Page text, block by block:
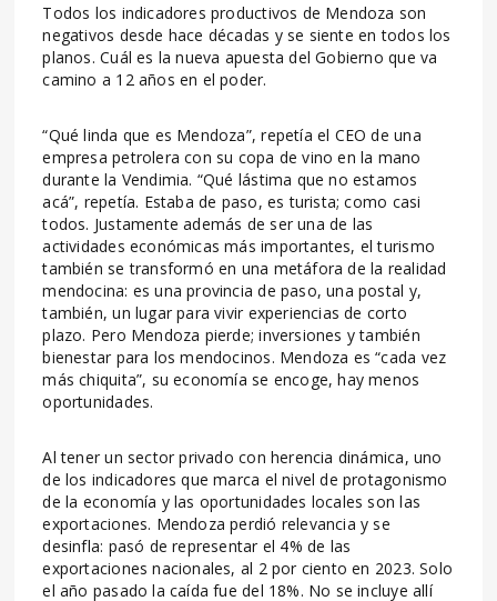
Todos los indicadores productivos de Mendoza son
negativos desde hace décadas y se siente en todos los
planos. Cuál es la nueva apuesta del Gobierno que va
camino a 12 años en el poder.
“Qué linda que es Mendoza”, repetía el CEO de una
empresa petrolera con su copa de vino en la mano
durante la Vendimia. “Qué lástima que no estamos
acá”, repetía. Estaba de paso, es turista; como casi
todos. Justamente además de ser una de las
actividades económicas más importantes, el turismo
también se transformó en una metáfora de la realidad
mendocina: es una provincia de paso, una postal y,
también, un lugar para vivir experiencias de corto
plazo. Pero Mendoza pierde; inversiones y también
bienestar para los mendocinos. Mendoza es “cada vez
más chiquita”, su economía se encoge, hay menos
oportunidades.
Al tener un sector privado con herencia dinámica, uno
de los indicadores que marca el nivel de protagonismo
de la economía y las oportunidades locales son las
exportaciones. Mendoza perdió relevancia y se
desinfla: pasó de representar el 4% de las
exportaciones nacionales, al 2 por ciento en 2023. Solo
el año pasado la caída fue del 18%. No se incluye allí